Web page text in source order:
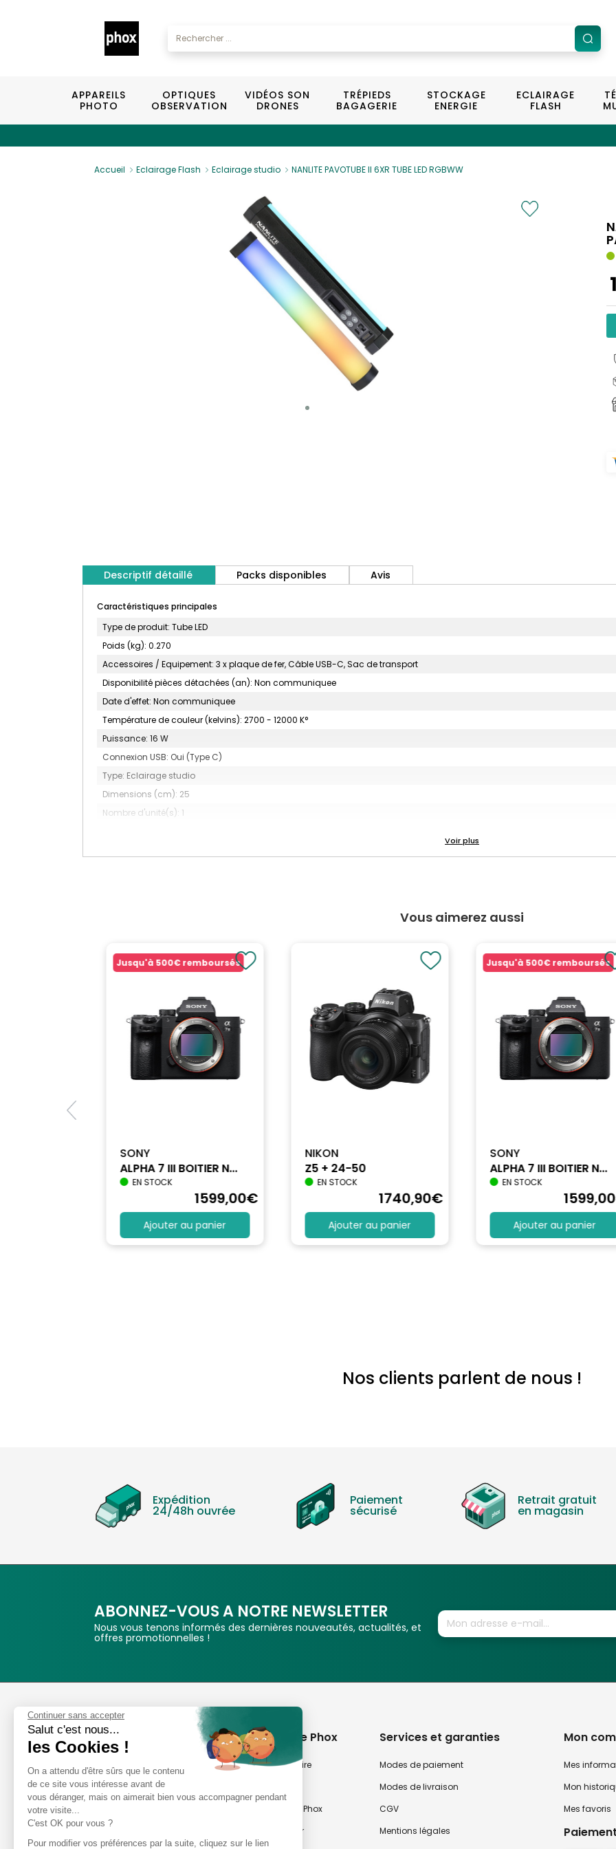
APPAREILS
PHOTO
OPTIQUES
OBSERVATION
VIDÉOS SON
DRONES
TRÉPIEDS
BAGAGERIE
STOCKAGE
ENERGIE
ECLAIRAGE
FLASH
Accueil Eclairage Flash Eclairage studio NANLITE PAVOTUBE II 6XR TUBE LED RGBWW
Descriptif détaillé Packs disponibles Avis
Caractéristiques principales
Type de produit: Tube LED
Poids (kg): 0.270
Accessoires / Equipement: 3 x plaque de fer, Câble USB-C, Sac de transport
Disponibilité pièces détachées (an): Non communiquee
Date d'effet: Non communiquee
Température de couleur (kelvins): 2700 - 12000 K°
Puissance: 16 W
Connexion USB: Oui (Type C)
Type: Eclairage studio
Dimensions (cm): 25
Nombre d'unité(s): 1
MARQUE: NANLITE
Vous aimerez aussi
Jusqu'à 500€ remboursés
SONY
ALPHA 7 III BOITIER N...
EN STOCK
1599,00€
Ajouter au panier
NIKON
Z5 + 24-50
EN STOCK
1740,90€
Ajouter au panier
Jusqu'à 500€ remboursés
SONY
ALPHA 7 III BOITIER N...
EN STOCK
1599,00
Ajouter au panier
Nos clients parlent de nous !
Expédition
24/48h ouvrée
Paiement
sécurisé
Retrait gratuit
en magasin
ABONNEZ-VOUS A NOTRE NEWSLETTER
Nous vous tenons informés des dernières nouveautés, actualités, et
offres promotionnelles !
Phox
Spécialiste de l'image
Suivez-nous
Avis clients
8,2/10 Avis vérifiés
A propos de Phox
Notre savoir-faire
Nos magasins Phox
Notre newsletter
Services et garanties
Modes de paiement
Modes de livraison
CGV
Mentions légales
Mon
Mes
Mon
Mes favoris
Continuer sans accepter
Salut c'est nous...
les Cookies !
On a attendu d'être sûrs que le contenu
de ce site vous intéresse avant de
vous déranger, mais on aimerait bien vous accompagner pendant
votre visite...
C'est OK pour vous ?
Pour modifier vos préférences par la suite, cliquez sur le lien